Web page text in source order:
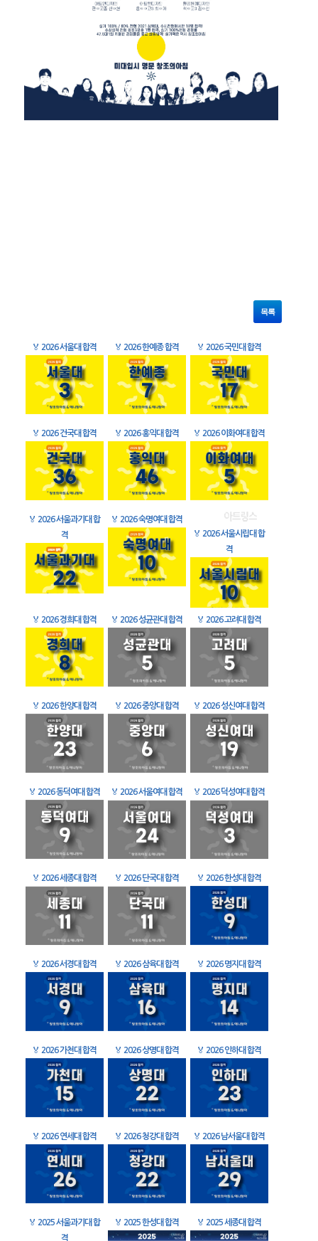
목록
🏅 2026 서울대 합격 🏅 2026 한예종 합격 🏅 2026 국민대 합격
🏅 2026 건국대 합격 🏅 2026 홍익대 합격 🏅 2026 이화여대 합격
🏅 2026 서울과기대 합
격
🏅 2026 숙명여대 합격
🏅 2026 서울시립대 합
격
🏅 2026 경희대 합격 🏅 2026 성균관대 합격 🏅 2026 고려대 합격
🏅 2026 한양대 합격 🏅 2026 중앙대 합격 🏅 2026 성신여대 합격
🏅 2026 동덕여대 합격 🏅 2026 서울여대 합격 🏅 2026 덕성여대 합격
🏅 2026 세종대 합격 🏅 2026 단국대 합격 🏅 2026 한성대 합격
🏅 2026 서경대 합격 🏅 2026 삼육대 합격 🏅 2026 명지대 합격
🏅 2026 가천대 합격 🏅 2026 상명대 합격 🏅 2026 인하대 합격
🏅 2026 연세대 합격 🏅 2026 청강대 합격 🏅 2026 남서울대 합격
🏅 2025 서울과기대 합
격
🏅 2025 한성대 합격 🏅 2025 세종대 합격